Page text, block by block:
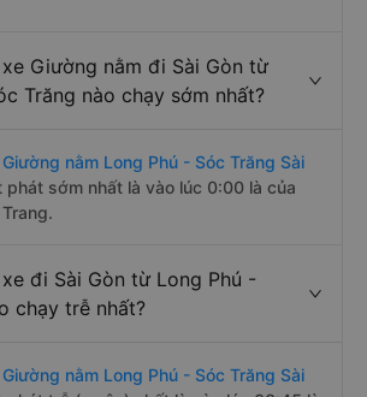
xe Giường nằm đi Sài Gòn từ
Trăng nào chạy sớm nhất?
Giường nằm Long Phú - Sóc Trăng Sài
phát sớm nhất là vào lúc 0:00 là của
đi Sài Gòn từ Long Phú -
chạy trễ nhất?
Giường nằm Long Phú - Sóc Trăng Sài